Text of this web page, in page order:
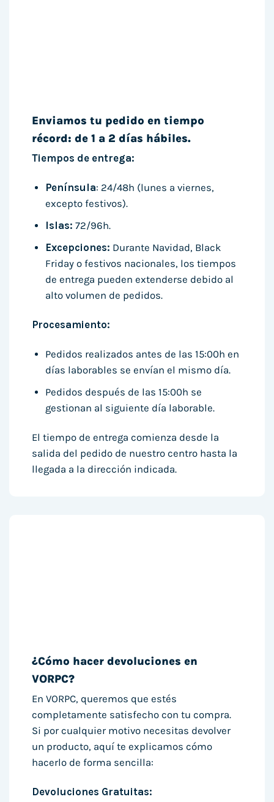
Enviamos tu pedido en tiempo
récord: de 1 a 2 días hábiles.
Tiempos de entrega:
Península: 24/48h (lunes a viernes,
excepto festivos).
Islas: 72/96h.
Excepciones: Durante Navidad, Black
Friday o festivos nacionales, los tiempos
de entrega pueden extenderse debido al
alto volumen de pedidos.
Procesamiento:
Pedidos realizados antes de las 15:00h en
días laborables se envían el mismo día.
Pedidos después de las 15:00h se
gestionan al siguiente día laborable.
El tiempo de entrega comienza desde la
salida del pedido de nuestro centro hasta la
llegada a la dirección indicada.
¿Cómo hacer devoluciones en
VORPC?
En VORPC, queremos que estés
completamente satisfecho con tu compra.
Si por cualquier motivo necesitas devolver
un producto, aquí te explicamos cómo
hacerlo de forma sencilla:
Devoluciones Gratuitas: